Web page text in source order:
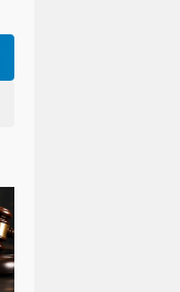
ketua LBH DEWAN ADAT BAMUS BETAWI Sapto Wibowo S, S.H. Jalih Pitoeng Salah Alamat Mengenai Statement di Media